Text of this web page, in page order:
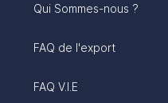
Qui Sommes-nous ?
FAQ de l'export
FAQ V.I.E